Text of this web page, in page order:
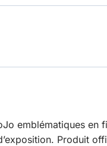
emblématiques en
Produit